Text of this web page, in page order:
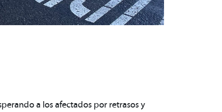
a los afectados por retrasos y